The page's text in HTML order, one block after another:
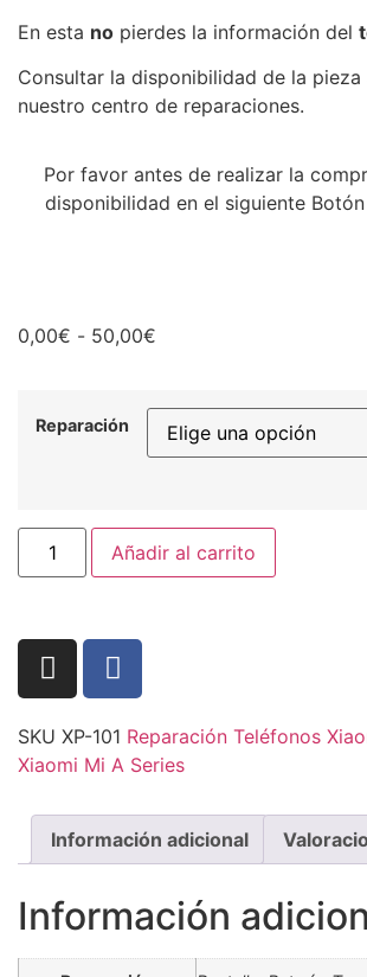
En esta no pierdes la información del
Consultar la disponibilidad de la pieza
nuestro centro de reparaciones.
Por favor antes de realizar la
disponibilidad en el siguiente Botón
0,00€ - 50,00€
Reparación
Añadir al carrito
SKU XP-101 Reparación Teléfonos
Xiaomi Mi A Series
Información adicional
Información